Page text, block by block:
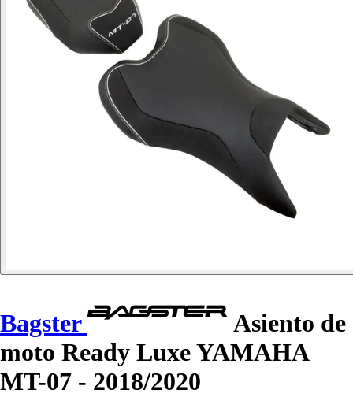
Bagster
Asiento de
moto Ready Luxe YAMAHA
MT-07 - 2018/2020